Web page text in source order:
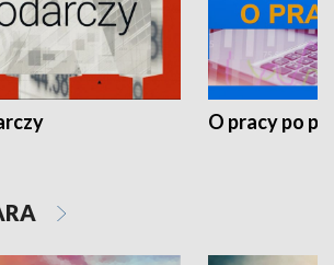
O pracy po